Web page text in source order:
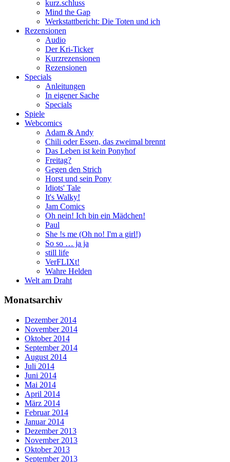
kurz.schluss
Mind the Gap
Werkstattbericht: Die Toten und ich
Rezensionen
Audio
Der Kri-Ticker
Kurzrezensionen
Rezensionen
Specials
Anleitungen
In eigener Sache
Specials
Spiele
Webcomics
Adam & Andy
Chili oder Essen, das zweimal brennt
Das Leben ist kein Ponyhof
Freitag?
Gegen den Strich
Horst und sein Pony
Idiots' Tale
It's Walky!
Jam Comics
Oh nein! Ich bin ein Mädchen!
Paul
She !s me (Oh no! I'm a girl!)
So so … ja ja
still life
VerFLIXt!
Wahre Helden
Welt am Draht
Monatsarchiv
Dezember 2014
November 2014
Oktober 2014
September 2014
August 2014
Juli 2014
Juni 2014
Mai 2014
April 2014
März 2014
Februar 2014
Januar 2014
Dezember 2013
November 2013
Oktober 2013
September 2013